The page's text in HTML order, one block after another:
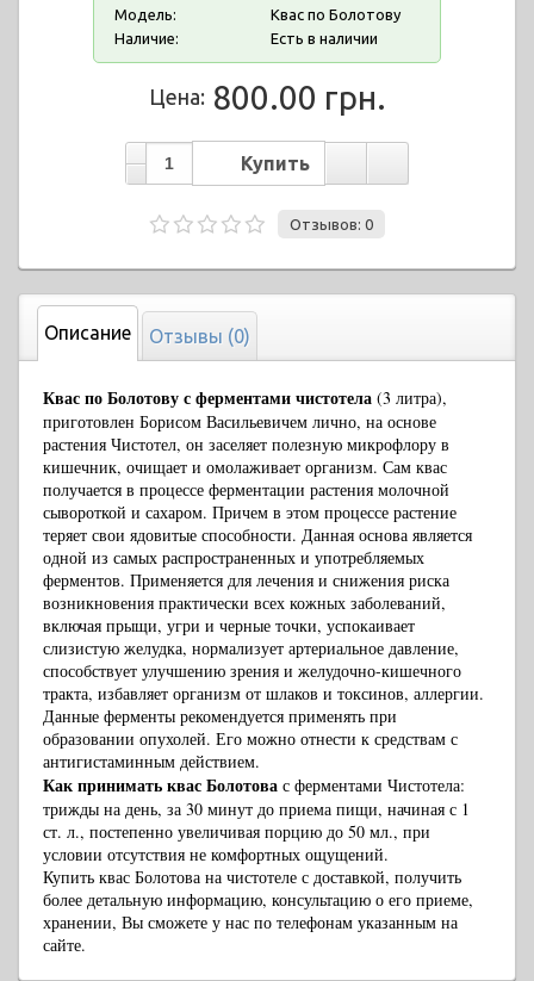
Модель:
Квас по Болотову
Наличие:
Есть в наличии
Цена: 800.00 грн.
Отзывов: 0
Описание Отзывы (0)
Квас по Болотову с ферментами чистотела (3 литра),
приготовлен Борисом Васильевичем лично, на основе
растения Чистотел, он заселяет полезную микрофлору в
кишечник, очищает и омолаживает организм. Сам квас
получается в процессе ферментации растения молочной
сывороткой и сахаром. Причем в этом процессе растение
теряет свои ядовитые способности. Данная основа является
одной из самых распространенных и употребляемых
ферментов. Применяется для лечения и снижения риска
возникновения практически всех кожных заболеваний,
включая прыщи, угри и черные точки, успокаивает
слизистую желудка, нормализует артериальное давление,
способствует улучшению зрения и желудочно-кишечного
тракта, избавляет организм от шлаков и токсинов, аллергии.
Данные ферменты рекомендуется применять при
образовании опухолей. Его можно отнести к средствам с
антигистаминным действием.
Как принимать квас Болотова с ферментами Чистотела:
трижды на день, за 30 минут до приема пищи, начиная с 1
ст. л., постепенно увеличивая порцию до 50 мл., при
условии отсутствия не комфортных ощущений.
Купить квас Болотова на чистотеле с доставкой, получить
более детальную информацию, консультацию о его приеме,
хранении, Вы сможете у нас по телефонам указанным на
сайте.